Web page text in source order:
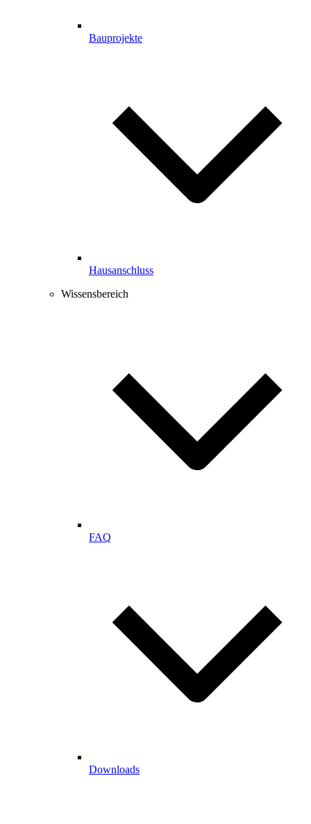
Bauprojekte
Hausanschluss
Wissensbereich
FAQ
Downloads